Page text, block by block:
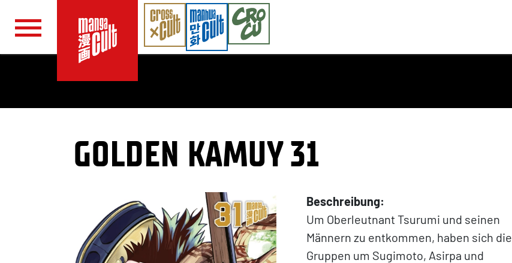
GOLDEN KAMUY 31
Beschreibung:
Um Oberleutnant Tsurumi und seinen
Männern zu entkommen, haben sich die
Gruppen um Sugimoto, Asirpa und